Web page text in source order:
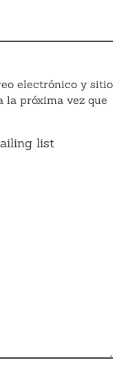
electrónico y sitio
la próxima vez que
list